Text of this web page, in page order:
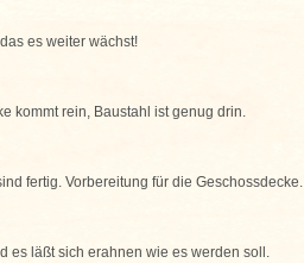
es weiter wächst!
kommt rein, Baustahl ist genug drin.
fertig. Vorbereitung für die Geschossdecke.
es läßt sich erahnen wie es werden soll.